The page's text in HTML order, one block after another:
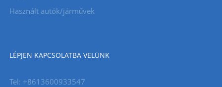
Használt autók/járművek
LÉPJEN KAPCSOLATBA VELÜNK
Tel: +8613600933547